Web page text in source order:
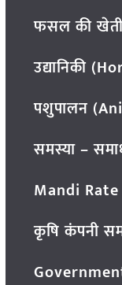
फसल की
उद्यानिकी
पशुपालन
समस्या –
Mandi Rate
कृषि कंपनी